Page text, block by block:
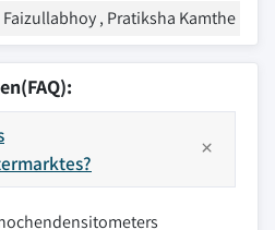
, Pratiksha Kamthe